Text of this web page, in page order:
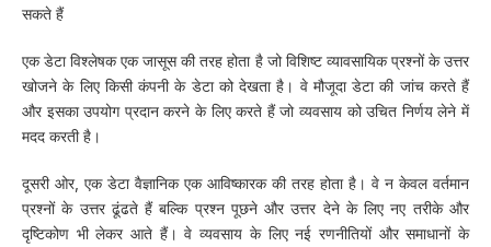
सकते हैं
एक डेटा विश्लेषक एक जासूस की तरह होता है जो विशिष्ट व्यावसायिक प्रश्नों के उत्तर
खोजने के लिए किसी कंपनी के डेटा को देखता है। वे मौजूदा डेटा की जांच करते हैं
और इसका उपयोग प्रदान करने के लिए करते हैं जो व्यवसाय को उचित निर्णय लेने में
मदद करती है।
दूसरी ओर, एक डेटा वैज्ञानिक एक आविष्कारक की तरह होता है। वे न केवल वर्तमान
प्रश्नों के उत्तर ढूंढते हैं बल्कि प्रश्न पूछने और उत्तर देने के लिए नए तरीके और
दृष्टिकोण भी लेकर आते हैं। वे व्यवसाय के लिए नई रणनीतियों और समाधानों के